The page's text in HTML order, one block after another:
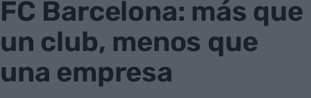
FC Barcelona: más que
un club, menos que
una empresa